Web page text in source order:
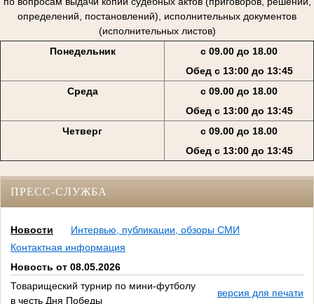
определений, постановлений), исполнительных документов
(исполнительных листов)
Понедельник
с 09.00 до 18.00
Обед с 13:00 до 13:45
Среда
с 09.00 до 18.00
Обед с 13:00 до 13:45
Четверг
с 09.00 до 18.00
Обед с 13:00 до 13:45
ПРЕСС-СЛУЖБА
Новости
Интервью, публикации, обзоры СМИ
Контактная информация
Новость от 08.05.2026
Товарищеский турнир по мини-футболу
в честь Дня Победы
версия для печати